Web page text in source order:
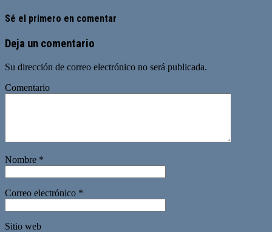
Sé el primero en comentar
Deja un comentario
Su dirección de correo electrónico no será publicada.
Comentario
Nombre *
Correo electrónico *
Sitio web